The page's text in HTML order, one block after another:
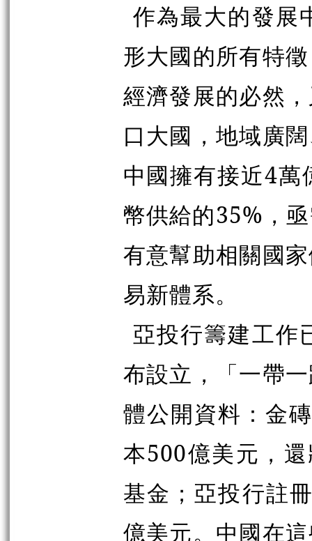
作為最大的發展
形大國的所有特
經濟發展的必然
口大國，地域廣
中國擁有接近4
幣供給的35%，
有意幫助相關國
易新體系。
亞投行籌建工作
布設立，「一帶
體公開資料：金
本500億美元，
基金；亞投行註
億美元。中國在